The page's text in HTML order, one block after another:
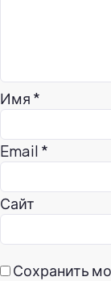
Имя *
Email *
Сайт
Сохранить